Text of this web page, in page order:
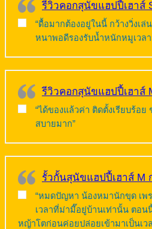
รีวิวคอกสุนัขแฮปปี้เฮาส์
“ดื้อมากต้องอยู่ในนี้ กว้างวิ่งเล่
หนาพอดีรองรับน้ำหนักหมูเวล
รีวิวคอกสุนัขแฮปปี้เฮาส์
“ได้ของแล้วค่า ติดตั้งเรียบร้อย
สบายมาก”
รั้วกั้นสุนัขแฮปปี้เฮาส์ M
“หมดปัญหา น้องหมานักขุด เพร
เวลาที่ม่ามี๊อยู่บ้านเท่านั้น ตอน
หญ้าโตก่อนค่อยปล่อยเข้ามาเป็นเว